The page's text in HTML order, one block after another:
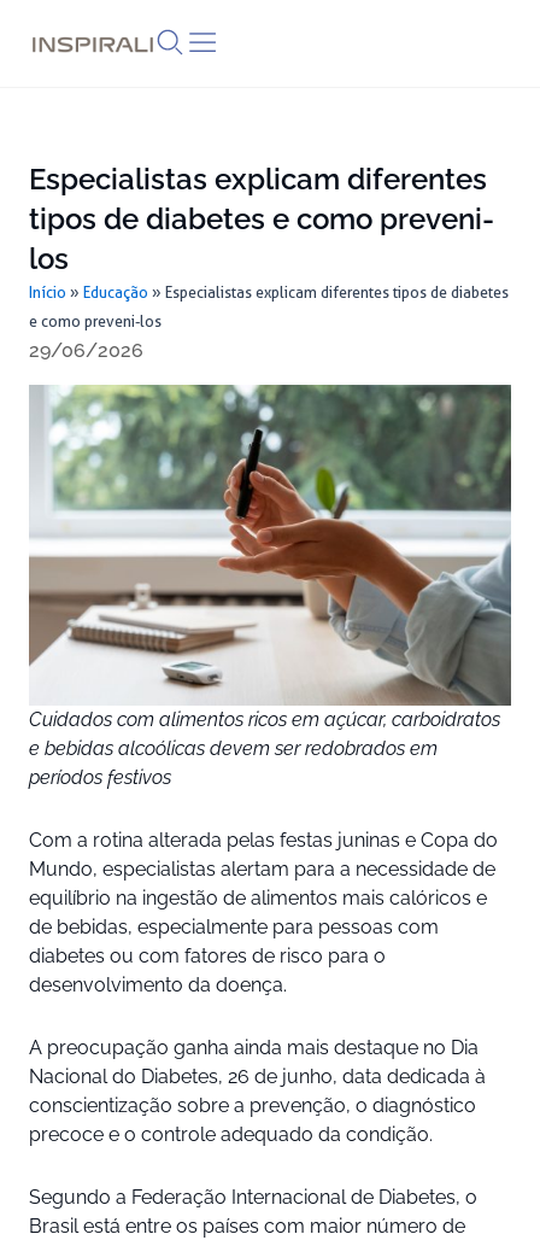
Especialistas explicam diferentes
tipos de diabetes e como preveni-
los
Início » Educação » Especialistas explicam diferentes tipos de diabetes
e como preveni-los
29/06/2026
Cuidados com alimentos ricos em açúcar, carboidratos
e bebidas alcoólicas devem ser redobrados em
períodos festivos
Com a rotina alterada pelas festas juninas e Copa do
Mundo, especialistas alertam para a necessidade de
equilíbrio na ingestão de alimentos mais calóricos e
de bebidas, especialmente para pessoas com
diabetes ou com fatores de risco para o
desenvolvimento da doença.
A preocupação ganha ainda mais destaque no Dia
Nacional do Diabetes, 26 de junho, data dedicada à
conscientização sobre a prevenção, o diagnóstico
precoce e o controle adequado da condição.
Segundo a Federação Internacional de Diabetes, o
Brasil está entre os países com maior número de